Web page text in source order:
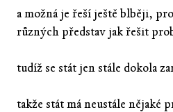
a možná je řeší ještě blběji,
různých představ jak řešit
tudíž se stát jen stále dokola
takže stát má neustále nějaké